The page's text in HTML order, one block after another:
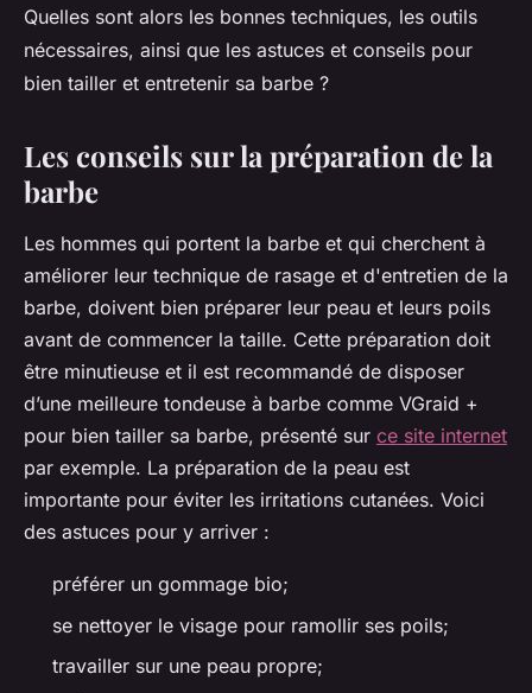
Quelles sont alors les bonnes techniques, les outils
nécessaires, ainsi que les astuces et conseils pour
bien tailler et entretenir sa barbe ?
Les conseils sur la préparation de la
barbe
Les hommes qui portent la barbe et qui cherchent à
améliorer leur technique de rasage et d'entretien de la
barbe, doivent bien préparer leur peau et leurs poils
avant de commencer la taille. Cette préparation doit
être minutieuse et il est recommandé de disposer
d’une meilleure tondeuse à barbe comme VGraid +
pour bien tailler sa barbe, présenté sur ce site internet
par exemple. La préparation de la peau est
importante pour éviter les irritations cutanées. Voici
des astuces pour y arriver :
préférer un gommage bio;
se nettoyer le visage pour ramollir ses poils;
travailler sur une peau propre;